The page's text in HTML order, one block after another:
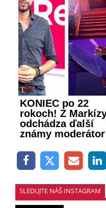
KONIEC po 22
rokoch! Z
odchádza ďalší
známy moderátor
SLEDUJTE NÁŠ INSTAGRAM